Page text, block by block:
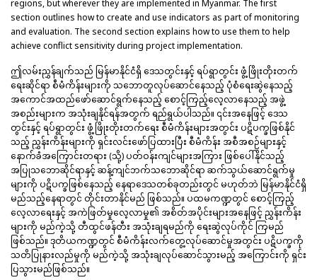
regions, but wherever they are implemented in Myanmar. The first
section outlines how to create and use indicators as part of monitoring
and evaluation. The second section explains how to use them to help
achieve conflict sensitivity during project implementation.
ဤလမ်းညွှန်ချက်သည် မြန်မာနိုင်ငံရှိ ဒေသတွင်းနှင့် ရပ်ရွာတွင်း ဖွံ့ဖြိုးတိုးတက်
ရေးဆိုင်ရာ စီမံကိန်းများကို သဘောတူလုပ်ဆောင်နေသည့် ပုံစံရေးဆွဲနေသည့်
အကောင်အထည်ဖော်ဆောင်ရွက်နေသည့် စောင့်ကြည့်လေ့လာနေသည့် အဖွဲ့
အစည်းများက အသုံးချနိုင်ရန်အတွက် ရည်ရွယ်ပါသည်။ ၎င်းအနေဖြင့် ဒေသ
တွင်းနှင့် ရပ်ရွာတွင်း ဖွံ့ဖြိုးတိုးတက်ရေး စီမံကိန်းများအတွင်း ပဋိပက္ခဖြစ်နိုင်
သည့် ညွှန်းကိန်းများကို ရှင်းလင်းဖော်ပြထားပြီး စီမံကိန်း အစီအစဉ်များနှင့်
နောက်ခံအကြောင်းတရား (သို့) ပတ်ဝန်းကျင်များအကြား ဖြစ်ပေါ်နိုင်သည့်
အပြုသဘောဆိုင်ရာနှင့် ဆန့်ကျင်ဘက်သဘောဆိုင်ရာ ဆက်သွယ်ဆောင်ရွက်မှု
များကို ပဋိပက္ခဖြစ်နေသည့် နေရာဒေသတစ်ခုတည်းတွင် မဟုတ်ဘဲ မြန်မာနိုင်ငံရှိ
မည်သည့်နေရာတွင် တိုင်းတာနိုင်မည် ဖြစ်သည်။ ပထမကဏ္ဍတွင် စောင့်ကြည့်
လေ့လာရေးနှင့် အကဲဖြတ်မှုလေ့လာမှု၏ အစိတ်အပိုင်းများအနေဖြင့် ညွှန်းကိန်း
များကို မည်ကဲ့သို့ တီထွင်ဖန်တီး အသုံးချရမည်ကို ရေးဆွဲလုပ်ကိုင် ကြမည်
ဖြစ်သည်။ ဒုတိယကဏ္ဍတွင် စီမံကိန်းလက်တွေ့လုပ်ဆောင်မှုအတွင်း ပဋိပက္ခကို
သတိပြုနားလည်မှုကို မည်ကဲ့သို့ အသုံးချလုပ်ဆောင်သွားမည့် အကြောင်းကို ရှင်း
ပြသွားမည်ဖြစ်သည်။